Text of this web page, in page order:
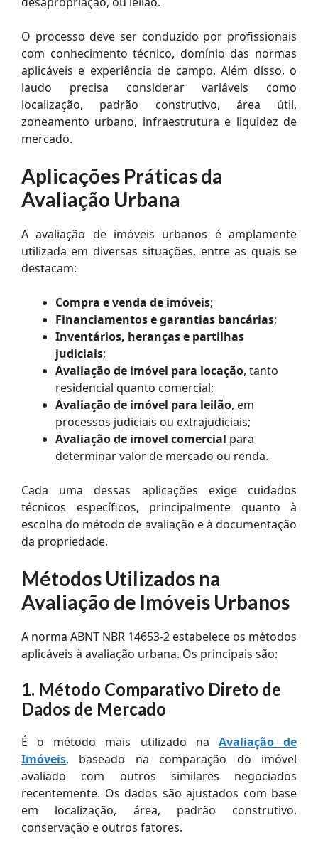
O processo deve ser conduzido por profissionais
com conhecimento técnico, domínio das normas
aplicáveis e experiência de campo. Além disso, o
laudo precisa considerar variáveis como
localização, padrão construtivo, área útil,
zoneamento urbano, infraestrutura e liquidez de
mercado.
Aplicações Práticas da
Avaliação Urbana
A avaliação de imóveis urbanos é amplamente
utilizada em diversas situações, entre as quais se
destacam:
Compra e venda de imóveis;
Financiamentos e garantias bancárias;
Inventários, heranças e partilhas
judiciais;
Avaliação de imóvel para locação, tanto
residencial quanto comercial;
Avaliação de imóvel para leilão, em
processos judiciais ou extrajudiciais;
Avaliação de imovel comercial para
determinar valor de mercado ou renda.
Cada uma dessas aplicações exige cuidados
técnicos específicos, principalmente quanto à
escolha do método de avaliação e à documentação
da propriedade.
Métodos Utilizados na
Avaliação de Imóveis Urbanos
A norma ABNT NBR 14653-2 estabelece os métodos
aplicáveis à avaliação urbana. Os principais são:
1. Método Comparativo Direto de
Dados de Mercado
É o método mais utilizado na Avaliação de
Imóveis, baseado na comparação do imóvel
avaliado com outros similares negociados
recentemente. Os dados são ajustados com base
em localização, área, padrão construtivo,
conservação e outros fatores.